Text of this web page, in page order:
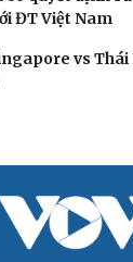
ĐT Việt Nam
vs